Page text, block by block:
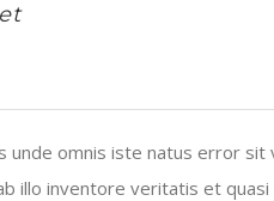
unde omnis iste natus error
illo inventore veritatis et